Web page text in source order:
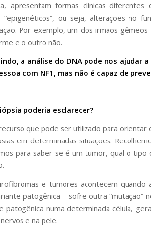
apresentam formas clínicas diferentes
“epigenéticos”, ou seja, alterações no
Por exemplo, um dos irmãos
e o outro não.
a análise do DNA pode nos ajudar
com NF1, mas não é capaz de
poderia esclarecer?
que pode ser utilizado para orientar
em determinadas situações.
para saber se é um tumor, qual o
e tumores acontecem quando
patogênica – sofre outra “mutação”
patogênica numa determinada célula,
e na pele.